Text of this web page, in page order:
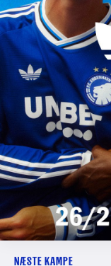
NÆSTE KAMPE